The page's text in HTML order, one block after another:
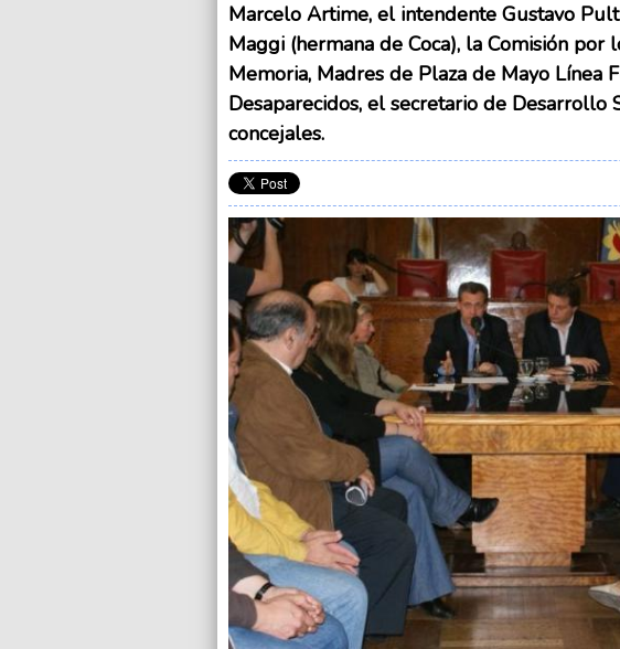
Marcelo Artime, el intendente Gustavo
Maggi (hermana de Coca), la Comisión por
Memoria, Madres de Plaza de Mayo Línea
Desaparecidos, el secretario de Desarrollo
concejales.